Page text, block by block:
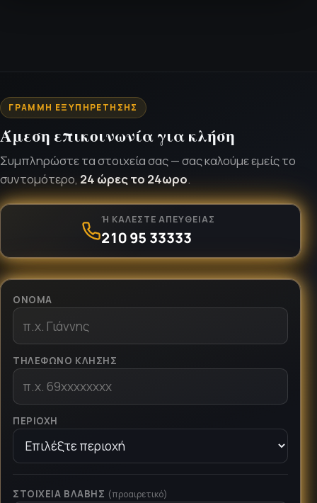
ΓΡΑΜΜΉ ΕΞΥΠΗΡΈΤΗΣΗΣ
Άμεση επικοινωνία για κλήση
Συμπληρώστε τα στοιχεία σας — σας καλούμε εμείς το
συντομότερο, 24 ώρες το 24ωρο.
Ή ΚΑΛΈΣΤΕ ΑΠΕΥΘΕΊΑΣ
210 95 33333
ΌΝΟΜΑ
ΤΗΛΈΦΩΝΟ ΚΛΉΣΗΣ
ΠΕΡΙΟΧΉ
ΣΤΟΙΧΕΊΑ ΒΛΆΒΗΣ (προαιρετικό)